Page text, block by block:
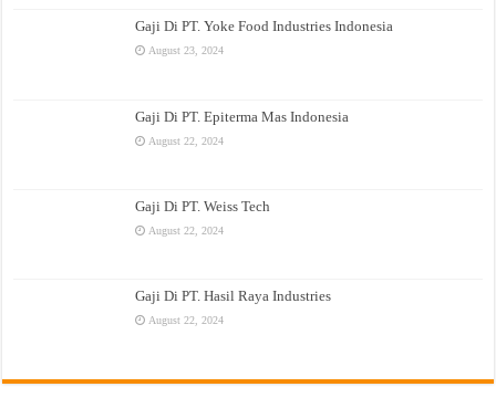
Gaji Di PT. Yoke Food Industries Indonesia
August 23, 2024
Gaji Di PT. Epiterma Mas Indonesia
August 22, 2024
Gaji Di PT. Weiss Tech
August 22, 2024
Gaji Di PT. Hasil Raya Industries
August 22, 2024